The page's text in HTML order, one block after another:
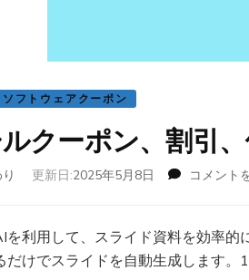
ソフトウェアクーポン
クーポン、割引
更新日:2025年5月8日 コメント
を利用して、スライド資料を効率
だけでスライドを自動生成します